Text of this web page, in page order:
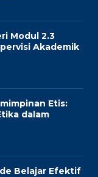
Modul 2.3
Akademik
Etis:
dalam
Belajar Efektif